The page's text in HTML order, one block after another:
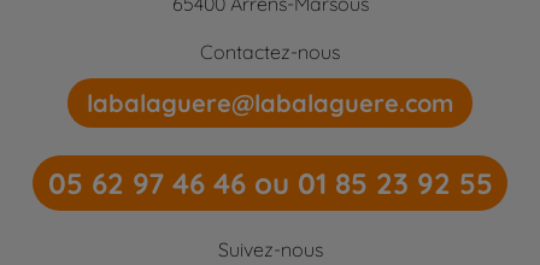
Contactez-nous
labalaguere@labalaguere.com
05 62 97 46 46 ou 01 85 23 92 55
Suivez-nous